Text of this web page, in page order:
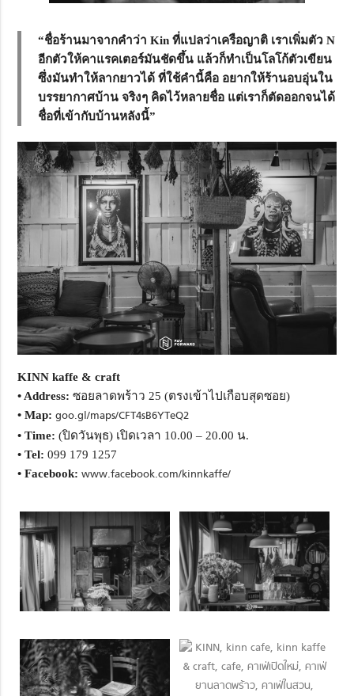
“ชื่อร้านมาจากคำว่า Kin ที่แปลว่าเครือญาติ เราเพิ่มตัว N
อีกตัวให้คาแรคเตอร์มันชัดขึ้น แล้วก็ทำเป็นโลโก้ตัวเขียน
ซึ่งมันทำให้ลากยาวได้ ที่ใช้คำนี้คือ อยากให้ร้านอบอุ่นใน
บรรยากาศบ้าน จริงๆ คิดไว้หลายชื่อ แต่เราก็ตัดออกจนได้
ชื่อที่เข้ากับบ้านหลังนี้”
KINN kaffe & craft
• Address: ซอยลาดพร้าว 25 (ตรงเข้าไปเกือบสุดซอย)
• Map: goo.gl/maps/CFT4sB6YTeQ2
• Time: (ปิดวันพุธ) เปิดเวลา 10.00 – 20.00 น.
• Tel: 099 179 1257
• Facebook: www.facebook.com/kinnkaffe/